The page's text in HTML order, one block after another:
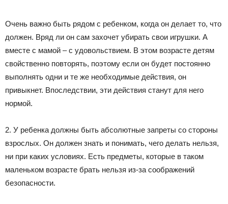
Очень важно быть рядом с ребенком, когда он делает то, что
должен. Вряд ли он сам захочет убирать свои игрушки. А
вместе с мамой – с удовольствием. В этом возрасте детям
свойственно повторять, поэтому если он будет постоянно
выполнять одни и те же необходимые действия, он
привыкнет. Впоследствии, эти действия станут для него
нормой.
2. У ребенка должны быть абсолютные запреты со стороны
взрослых. Он должен знать и понимать, чего делать нельзя,
ни при каких условиях. Есть предметы, которые в таком
маленьком возрасте брать нельзя из-за соображений
безопасности.